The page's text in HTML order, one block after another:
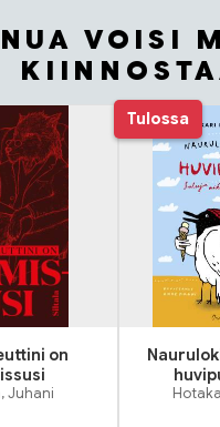
VOISI
alku
on
Juhani
Tulossa